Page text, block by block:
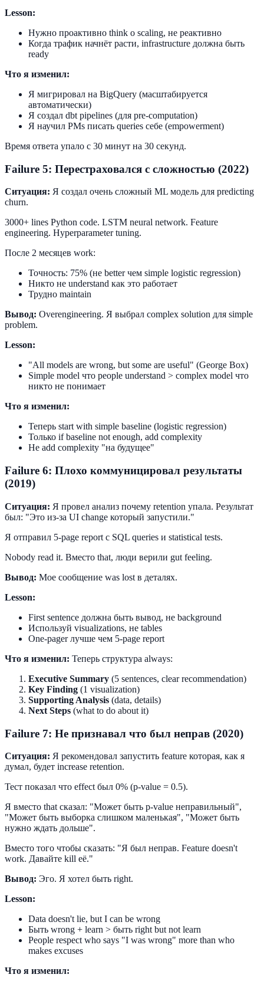
Lesson:
Нужно проактивно think о scaling, не реактивно
Когда трафик начнёт расти, infrastructure должна быть
ready
Что я изменил:
Я мигрировал на BigQuery (масштабируется
автоматически)
Я создал dbt pipelines (для pre-computation)
Я научил PMs писать queries себе (empowerment)
Время ответа упало с 30 минут на 30 секунд.
Failure 5: Перестраховался с сложностью (2022)
Ситуация: Я создал очень сложный ML модель для predicting
churn.
3000+ lines Python code. LSTM neural network. Feature
engineering. Hyperparameter tuning.
После 2 месяцев work:
Точность: 75% (не better чем simple logistic regression)
Никто не understand как это работает
Трудно maintain
Вывод: Оverengineering. Я выбрал complex solution для simple
problem.
Lesson:
"All models are wrong, but some are useful" (George Box)
Simple model что people understand > complex model что
никто не понимает
Что я изменил:
Теперь start with simple baseline (logistic regression)
Только if baseline not enough, add complexity
Не add complexity "на будущее"
Failure 6: Плохо коммуницировал результаты
(2019)
Ситуация: Я провел анализ почему retention упала. Результат
был: "Это из-за UI change который запустили."
Я отправил 5-page report с SQL queries и statistical tests.
Nobody read it. Вместо that, люди верили gut feeling.
Вывод: Мое сообщение was lost в деталях.
Lesson:
First sentence должна быть вывод, не background
Используй visualizations, не tables
One-pager лучше чем 5-page report
Что я изменил: Теперь структура always:
Executive Summary (5 sentences, clear recommendation)
Key Finding (1 visualization)
Supporting Analysis (data, details)
Next Steps (what to do about it)
Failure 7: Не признавал что был неправ (2020)
Ситуация: Я рекомендовал запустить feature которая, как я
думал, будет increase retention.
Тест показал что effect был 0% (р-value = 0.5).
Я вместо that сказал: "Может быть p-value неправильный",
"Может быть выборка слишком маленькая", "Может быть
нужно ждать дольше".
Вместо того чтобы сказать: "Я был неправ. Feature doesn't
work. Давайте kill её."
Вывод: Эго. Я хотел быть right.
Lesson:
Data doesn't lie, but I can be wrong
Быть wrong + learn > быть right but not learn
People respect who says "I was wrong" more than who
makes excuses
Что я изменил: